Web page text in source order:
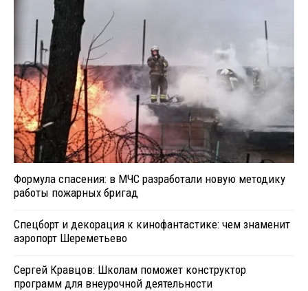
Формула спасения: в МЧС разработали новую методику
работы пожарных бригад
Спецборт и декорация к кинофантастике: чем знаменит
аэропорт Шереметьево
Сергей Кравцов: Школам поможет конструктор
программ для внеурочной деятельности